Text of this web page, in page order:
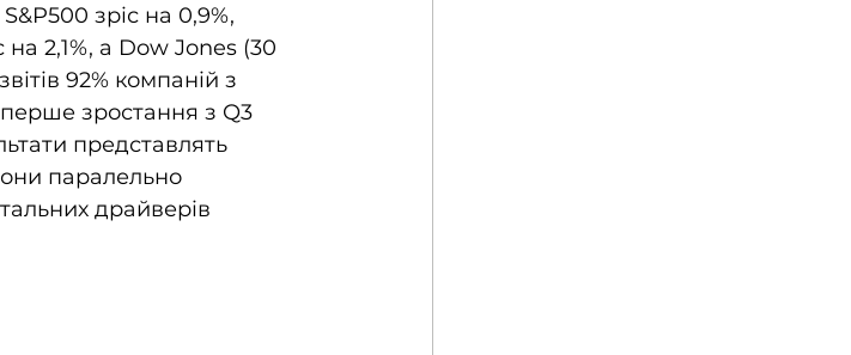
зріс на 0,9%,
2,1%, а Dow Jones (30
92% компаній з
зростання з Q3
представлять
паралельно
драйверів